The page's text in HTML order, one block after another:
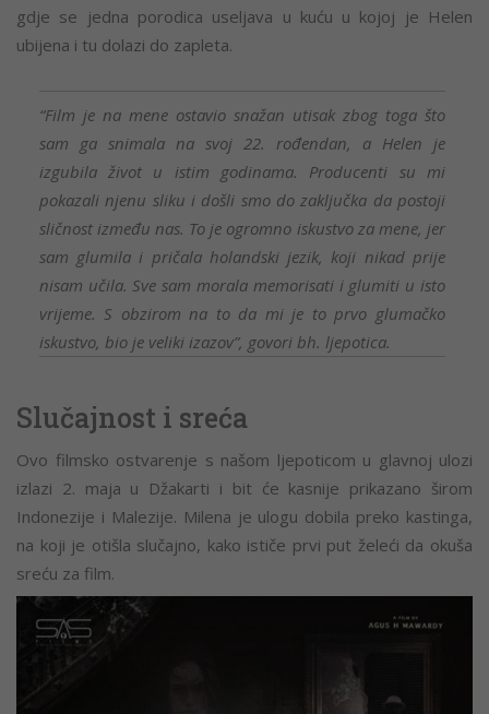
gdje se jedna porodica useljava u kuću u kojoj je Helen
ubijena i tu dolazi do zapleta.
“Film je na mene ostavio snažan utisak zbog toga što
sam ga snimala na svoj 22. rođendan, a Helen je
izgubila život u istim godinama. Producenti su mi
pokazali njenu sliku i došli smo do zaključka da postoji
sličnost između nas. To je ogromno iskustvo za mene, jer
sam glumila i pričala holandski jezik, koji nikad prije
nisam učila. Sve sam morala memorisati i glumiti u isto
vrijeme. S obzirom na to da mi je to prvo glumačko
iskustvo, bio je veliki izazov”, govori bh. ljepotica.
Slučajnost i sreća
Ovo filmsko ostvarenje s našom ljepoticom u glavnoj ulozi
izlazi 2. maja u Džakarti i bit će kasnije prikazano širom
Indonezije i Malezije. Milena je ulogu dobila preko kastinga,
na koji je otišla slučajno, kako ističe prvi put želeći da okuša
sreću za film.